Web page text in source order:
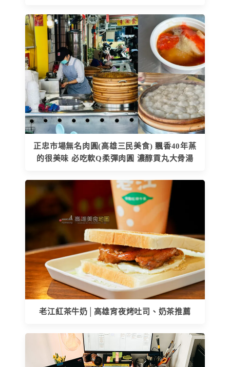
正忠市場無名肉圓(高雄三民美食) 飄香40年蒸
的很美味 必吃軟Q柔彈肉圓 濃醇貢丸大骨湯
老江紅茶牛奶│高雄宵夜烤吐司、奶茶推薦